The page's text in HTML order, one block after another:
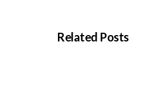
Related Posts